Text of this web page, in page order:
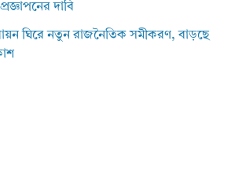
দাবি
ঘিরে নতুন রাজনৈতিক সমীকরণ, বাড়ছে